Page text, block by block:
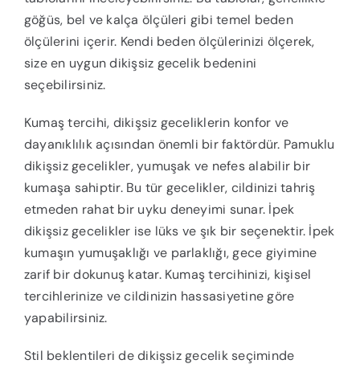
göğüs, bel ve kalça ölçüleri gibi temel beden
ölçülerini içerir. Kendi beden ölçülerinizi ölçerek,
size en uygun dikişsiz gecelik bedenini
seçebilirsiniz.
Kumaş tercihi, dikişsiz geceliklerin konfor ve
dayanıklılık açısından önemli bir faktördür. Pamuklu
dikişsiz gecelikler, yumuşak ve nefes alabilir bir
kumaşa sahiptir. Bu tür gecelikler, cildinizi tahriş
etmeden rahat bir uyku deneyimi sunar. İpek
dikişsiz gecelikler ise lüks ve şık bir seçenektir. İpek
kumaşın yumuşaklığı ve parlaklığı, gece giyimine
zarif bir dokunuş katar. Kumaş tercihinizi, kişisel
tercihlerinize ve cildinizin hassasiyetine göre
yapabilirsiniz.
Stil beklentileri de dikişsiz gecelik seçiminde